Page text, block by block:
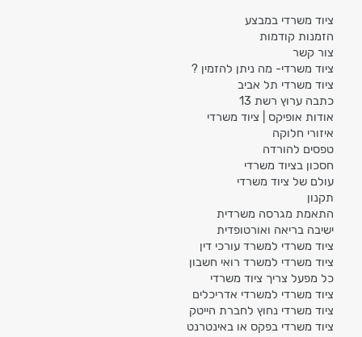
ציוד משרדי במבצע
הזמנות קודמות
צור קשר
ציוד משרדי- מה ניתן להזמין ?
ציוד משרדי תל אביב
כתבה ערוץ רשת 13
אודות אופיקס | ציוד משרדי
איזורי חלוקה
טפסים להורדה
חסכון בציוד משרדי
עולם של ציוד משרדי
תקנון
התאמת מגרסה משרדית
ישיבה בריאה ואורטופדית
ציוד משרדי למשרד עורכי דין
ציוד משרדי למשרד רואי חשבון
כל מפעל צריך ציוד משרדי
ציוד משרדי למשרדי אדריכלים
ציוד משרדי נחוץ לחברת הייטק
ציוד משרדי בפקס או באינטרנט